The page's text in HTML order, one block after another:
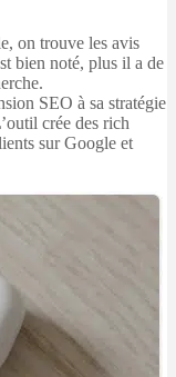
on trouve les avis
bien noté, plus il a de
SEO à sa stratégie
crée des rich
sur Google et